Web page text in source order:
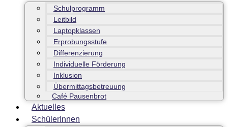
Schulprogramm
Leitbild
Laptopklassen
Erprobungsstufe
Differenzierung
Individuelle Förderung
Inklusion
Übermittagsbetreuung
Café Pausenbrot
Aktuelles
SchülerInnen